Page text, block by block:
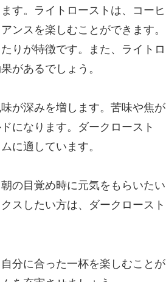
す。ライトローストは、コーヒ
ンスを楽しむことができます。
りが特徴です。また、ライトロ
があるでしょう。
が深みを増します。苦味や焦が
になります。ダークロースト
に適しています。
の目覚め時に元気をもらいたい
スしたい方は、ダークロースト
分に合った一杯を楽しむことが